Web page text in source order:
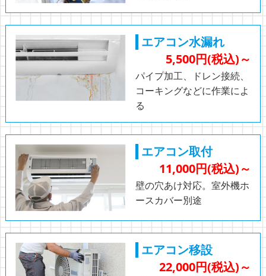
エアコン水漏れ
5,500円(税込)～
パイプ加工、ドレン接続、
コーキングなどに作業によ
る
エアコン取付
11,000円(税込)～
壁の穴あけ対応。室外機ホ
ースカバー別途
エアコン移設
22,000円(税込)～